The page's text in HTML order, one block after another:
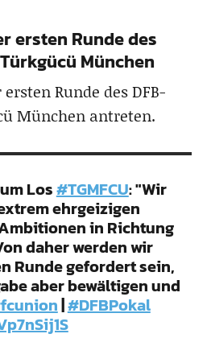
ersten Runde des
München
Runde des DFB-
München antreten.
Los#TGMFCU: "Wir
ehrgeizigen
in Richtung
daher werden wir
Runde gefordert sein,
aber bewältigen und
|#DFBPokal